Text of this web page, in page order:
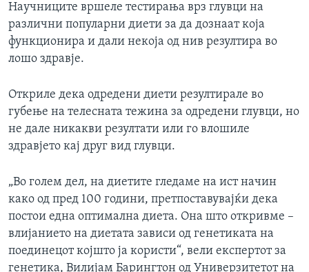
Научниците вршеле тестирања врз глувци на
различни популарни диети за да дознаат која
функционира и дали некоја од нив резултира во
лошо здравје.
Откриле дека одредени диети резултирале во
губење на телесната тежина за одредени глувци, но
не дале никакви резултати или го влошиле
здравјето кај друг вид глувци.
„Во голем дел, на диетите гледаме на ист начин
како од пред 100 години, претпоставувајќи дека
постои една оптимална диета. Она што откривме –
влијанието на диетата зависи од генетиката на
поединецот којшто ја користи“, вели експертот за
генетика, Вилијам Барингтон од Универзитетот на